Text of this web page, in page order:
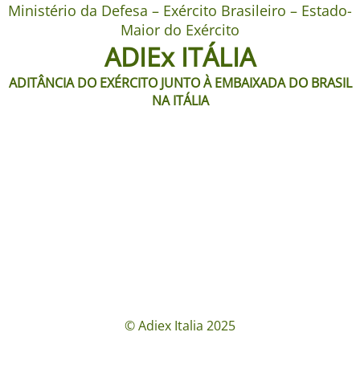
Ministério da Defesa – Exército Brasileiro – Estado-
Maior do Exército
ADIEx ITÁLIA
ADITÂNCIA DO EXÉRCITO JUNTO À EMBAIXADA DO BRASIL
NA ITÁLIA
© Adiex Italia 2025